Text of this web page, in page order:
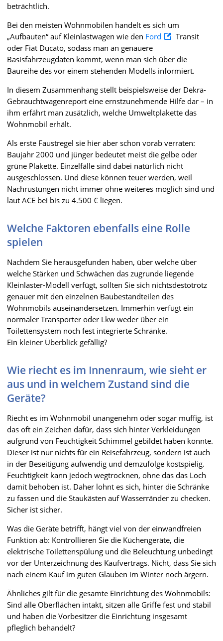
beträchtlich.
Bei den meisten Wohnmobilen handelt es sich um
„Aufbauten“ auf Kleinlastwagen wie den Ford
Transit
oder Fiat Ducato, sodass man an genauere
Basisfahrzeugdaten kommt, wenn man sich über die
Baureihe des vor einem stehenden Modells informiert.
In diesem Zusammenhang stellt beispielsweise der Dekra-
Gebrauchtwagenreport eine ernstzunehmende Hilfe dar – in
ihm erfährt man zusätzlich, welche Umweltplakette das
Wohnmobil erhält.
Als erste Faustregel sie hier aber schon vorab verraten:
Baujahr 2000 und jünger bedeutet meist die gelbe oder
grüne Plakette. Einzelfälle sind dabei natürlich nicht
ausgeschlossen. Und diese können teuer werden, weil
Nachrüstungen nicht immer ohne weiteres möglich sind und
laut ACE bei bis zu 4.500 € liegen.
Welche Faktoren ebenfalls eine Rolle
spielen
Nachdem Sie herausgefunden haben, über welche über
welche Stärken und Schwächen das zugrunde liegende
Kleinlaster-Modell verfügt, sollten Sie sich nichtsdestotrotz
genauer mit den einzelnen Baubestandteilen des
Wohnmobils auseinandersetzen. Immerhin verfügt ein
normaler Transporter oder Lkw weder über ein
Toilettensystem noch fest integrierte Schränke.
Ein kleiner Überblick gefällig?
Wie riecht es im Innenraum, wie sieht er
aus und in welchem Zustand sind die
Geräte?
Riecht es im Wohnmobil unangenehm oder sogar muffig, ist
das oft ein Zeichen dafür, dass sich hinter Verkleidungen
aufgrund von Feuchtigkeit Schimmel gebildet haben könnte.
Dieser ist nur nichts für ein Reisefahrzeug, sondern ist auch
in der Beseitigung aufwendig und demzufolge kostspielig.
Feuchtigkeit kann jedoch wegtrocknen, ohne das das Loch
damit behoben ist. Daher lohnt es sich, hinter die Schränke
zu fassen und die Staukästen auf Wasserränder zu checken.
Sicher ist sicher.
Was die Geräte betrifft, hängt viel von der einwandfreien
Funktion ab: Kontrollieren Sie die Küchengeräte, die
elektrische Toilettenspülung und die Beleuchtung unbedingt
vor der Unterzeichnung des Kaufvertrags. Nicht, dass Sie sich
nach einem Kauf im guten Glauben im Winter noch ärgern.
Ähnliches gilt für die gesamte Einrichtung des Wohnmobils:
Sind alle Oberflächen intakt, sitzen alle Griffe fest und stabil
und haben die Vorbesitzer die Einrichtung insgesamt
pfleglich behandelt?